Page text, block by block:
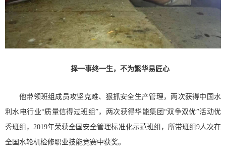
择一事终一生，不为繁华易匠心
他带领班组成员攻坚克难、狠抓安全生产管理，两次获得中国水
利水电行业“质量信得过班组”，两次获得华能集团“双争双优”活动优
秀班组，2019年荣获全国安全管理标准化示范班组，所带班组9人次在
全国水轮机检修职业技能竞赛中获奖。